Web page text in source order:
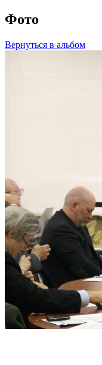
Фото
Вернуться в альбом